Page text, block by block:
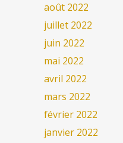
août 2022
juillet 2022
juin 2022
mai 2022
avril 2022
mars 2022
février 2022
janvier 2022